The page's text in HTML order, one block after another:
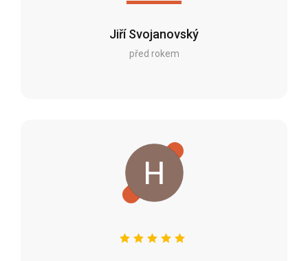
Jiří Svojanovský
před rokem